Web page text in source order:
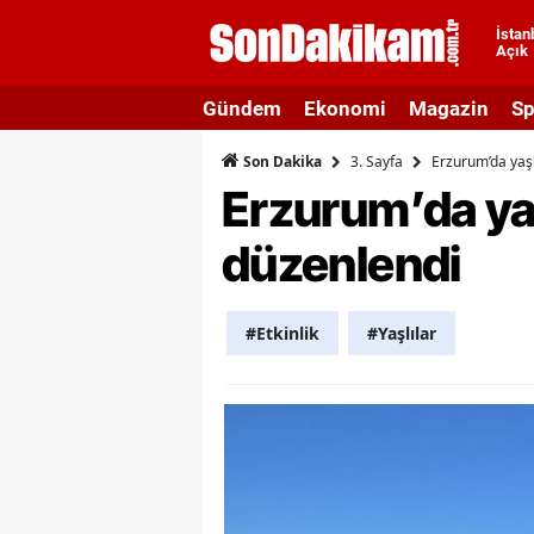
Açık
Gündem Ekonomi Magazin
Son Dakika 3. Sayfa Erzurum’da
Erzurum’da
düzenlendi
#Etkinlik #Yaşlılar